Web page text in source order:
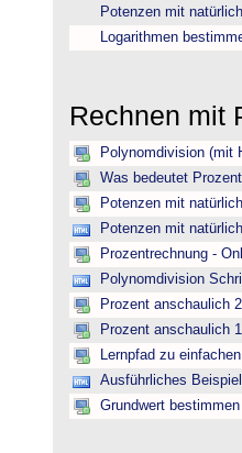
Potenzen mit
Logarithmen
Rechnen mit
Polynomdivision (mit
Was bedeutet Prozent
Potenzen mit
Potenzen mit
Prozentrechnung -
Polynomdivision
Prozent anschaulich 2
Prozent anschaulich 1
Lernpfad zu
Ausführliches
Grundwert bestimmen